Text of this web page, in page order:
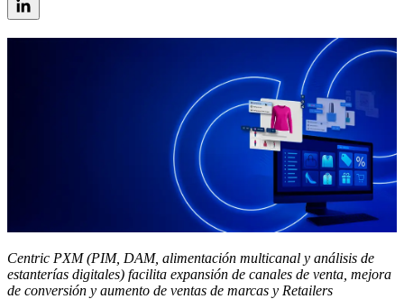
Centric PXM (PIM, DAM, alimentación multicanal y análisis de
estanterías digitales) facilita expansión de canales de venta, mejora
de conversión y aumento de ventas de marcas y Retailers